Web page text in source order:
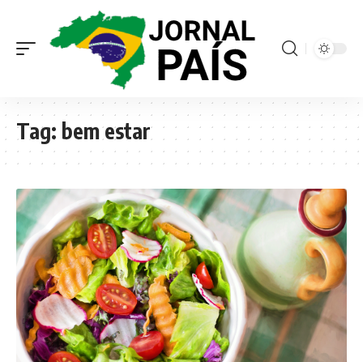
Tag: bem estar